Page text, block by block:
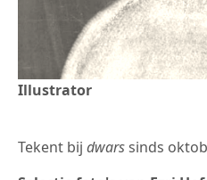
Illustrator
Tekent bij dwarssinds